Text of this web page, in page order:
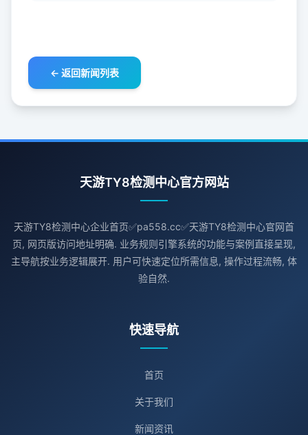
← 返回新闻列表
天游TY8检测中心官方网站
天游TY8检测中心企业首页✅pa558.cc✅天游TY8检测中心官网首
页, 网页版访问地址明确. 业务规则引擎系统的功能与案例直接呈现,
主导航按业务逻辑展开. 用户可快速定位所需信息, 操作过程流畅, 体
验自然.
快速导航
首页
关于我们
新闻资讯